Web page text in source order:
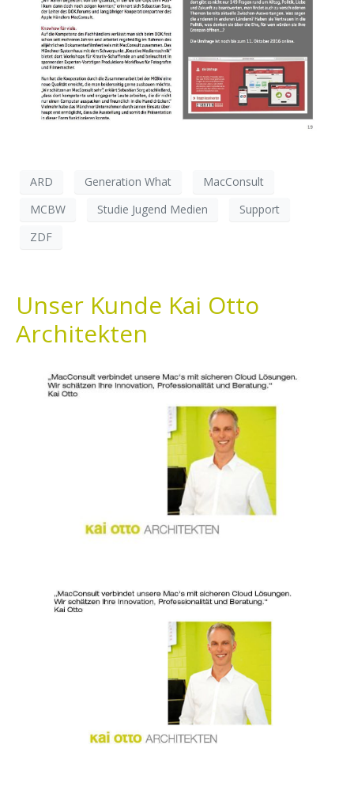
ARD Generation What
MacConsult
MCBW
Studie Jugend Medien
Support
ZDF
Unser Kunde Kai Otto
Architekten